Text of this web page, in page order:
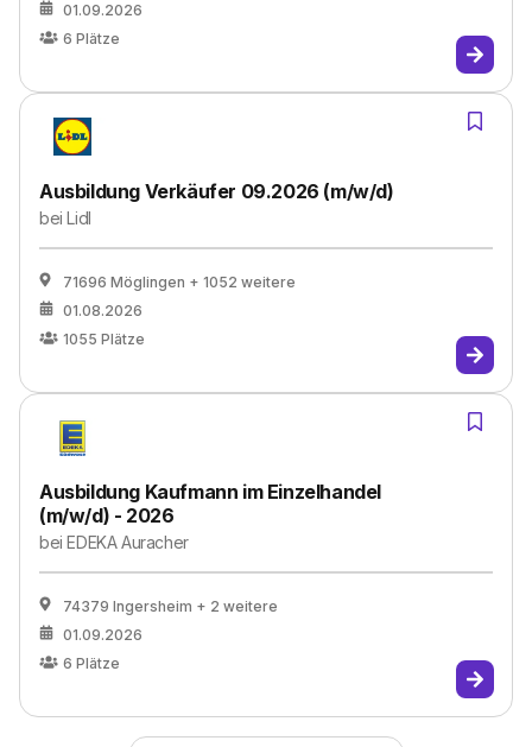
01.09.2026
6 Plätze
Ausbildung Verkäufer 09.2026 (m/w/d)
beiLidl
71696 Möglingen + 1052 weitere
01.08.2026
1055 Plätze
Ausbildung Kaufmann im Einzelhandel
(m/w/d) - 2026
beiEDEKA Auracher
74379 Ingersheim + 2 weitere
01.09.2026
6 Plätze